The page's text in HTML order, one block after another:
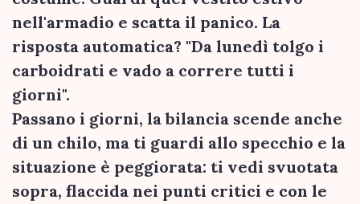
nell'armadio e scatta il panico. La
risposta automatica? "Da lunedì tolgo i
carboidrati e vado a correre tutti i
giorni".
Passano i giorni, la bilancia scende anche
di un chilo, ma ti guardi allo specchio e la
situazione è peggiorata: ti vedi svuotata
sopra, flaccida nei punti critici e con le